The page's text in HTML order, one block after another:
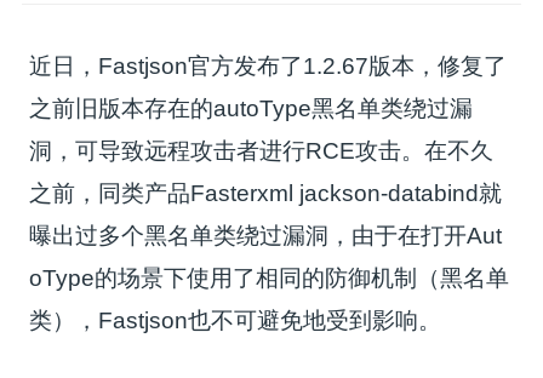
近日，Fastjson官方发布了1.2.67版本，修复了
之前旧版本存在的autoType黑名单类绕过漏
洞，可导致远程攻击者进行RCE攻击。在不久
之前，同类产品Fasterxml jackson-databind就
曝出过多个黑名单类绕过漏洞，由于在打开Aut
oType的场景下使用了相同的防御机制（黑名单
类），Fastjson也不可避免地受到影响。